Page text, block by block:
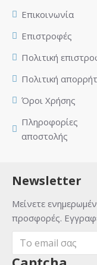
Επικοινωνία
Επιστροφές
Πολιτική
Πολιτική
Όροι Χρήσης
Πληροφορίες
αποστολής
Newsletter
Μείνετε
προσφορές.